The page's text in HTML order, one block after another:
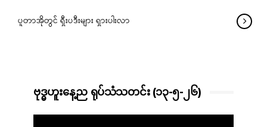
ပူတာအိုတွင် ရှီးပဒီးများ ရှားပါးလာ
ဗုဒ္ဓဟူးနေ့ည ရုပ်သံသတင်း (၁၃-၅-၂၆)